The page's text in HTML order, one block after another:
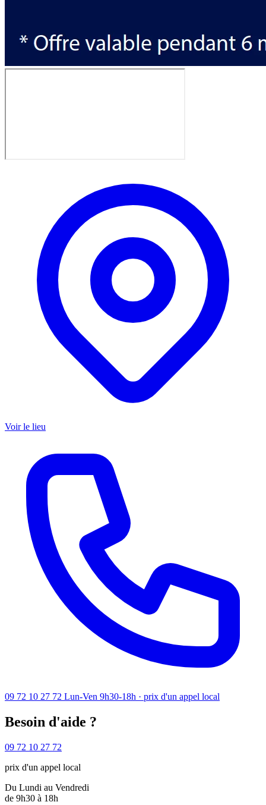
Voir le lieu
09 72 10 27 72 Lun-Ven 9h30-18h · prix d'un appel local
Besoin d'aide ?
09 72 10 27 72
prix d'un appel local
Du Lundi au Vendredi
de 9h30 à 18h